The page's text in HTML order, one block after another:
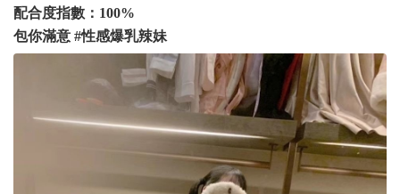
配合度指數：100%
包你滿意 #性感爆乳辣妹